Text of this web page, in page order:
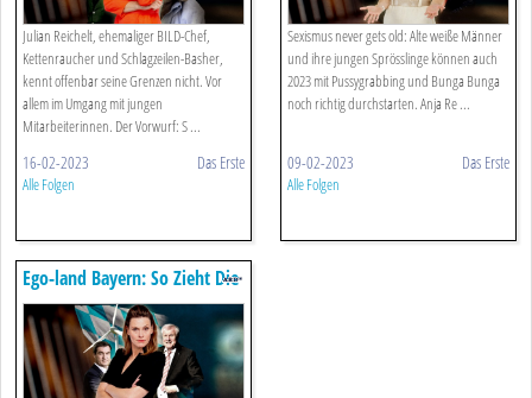
Julian Reichelt, ehemaliger BILD-Chef,
Kettenraucher und Schlagzeilen-Basher,
kennt offenbar seine Grenzen nicht. Vor
allem im Umgang mit jungen
Mitarbeiterinnen. Der Vorwurf: S ...
16-02-2023 Das Erste
Alle Folgen
Sexismus never gets old: Alte weiße Männer
und ihre jungen Sprösslinge können auch
2023 mit Pussygrabbing und Bunga Bunga
noch richtig durchstarten. Anja Re ...
09-02-2023 Das Erste
Alle Folgen
Ego-land Bayern: So Zieht Die
Csu Uns Alle Ab